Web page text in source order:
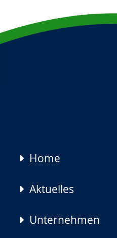
Navigation
Home
Aktuelles
Unternehmen